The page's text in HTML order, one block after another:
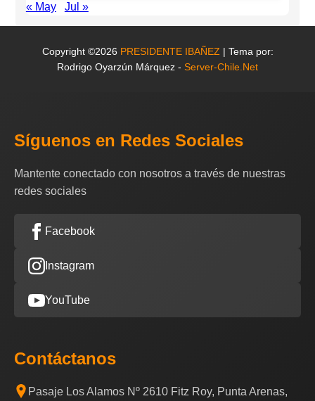
« May Jul »
Copyright ©2026 PRESIDENTE IBAÑEZ | Tema por:
Rodrigo Oyarzún Márquez - Server-Chile.Net
Síguenos en Redes Sociales
Mantente conectado con nosotros a través de nuestras
redes sociales
Facebook
Instagram
YouTube
Contáctanos
Pasaje Los Alamos Nº 2610 Fitz Roy, Punta Arenas,